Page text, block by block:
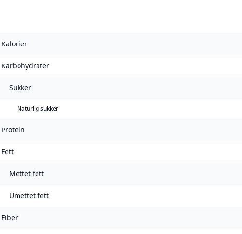
Kalorier
Karbohydrater
Sukker
Naturlig sukker
Protein
Fett
Mettet fett
Umettet fett
Fiber